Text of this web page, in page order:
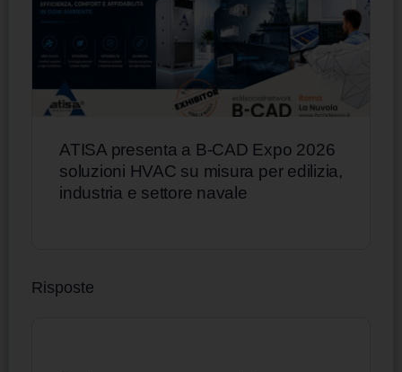
ATISA presenta a B-CAD Expo 2026
soluzioni HVAC su misura per edilizia,
industria e settore navale
Risposte